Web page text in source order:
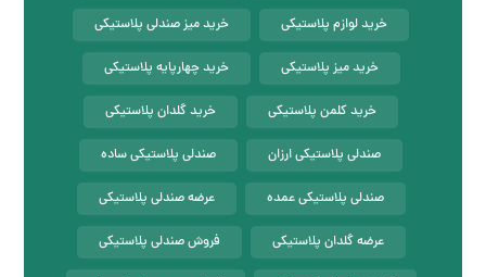
خرید لوازم پلاستیکی خرید میز صندلی پلاستیکی
خرید میز پلاستیکی خرید چهارپایه پلاستیکی
خرید کلمن پلاستیکی خرید گلدان پلاستیکی
صندلی پلاستیکی ارزان صندلی پلاستیکی ساده
صندلی پلاستیکی عمده عرضه صندلی پلاستیکی
عرضه گلدان پلاستیکی فروش صندلی پلاستیکی